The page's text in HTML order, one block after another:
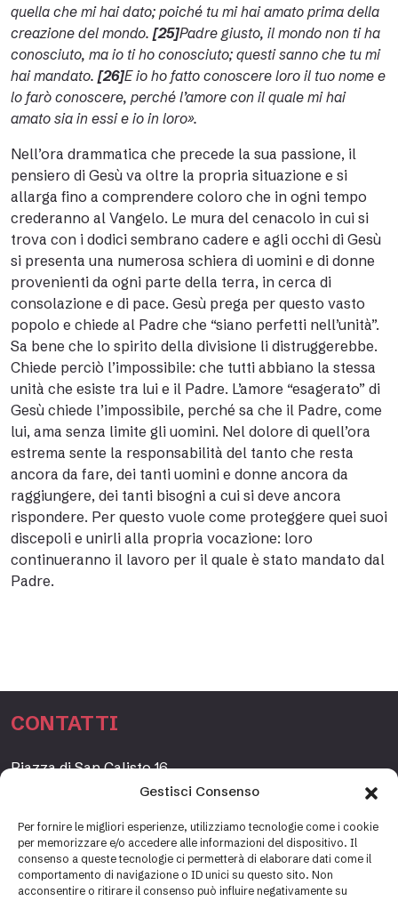
Gestisci Consenso
Per fornire le migliori esperienze, utilizziamo tecnologie come i cookie
per memorizzare e/o accedere alle informazioni del dispositivo. Il
consenso a queste tecnologie ci permetterà di elaborare dati come il
comportamento di navigazione o ID unici su questo sito. Non
acconsentire o ritirare il consenso può influire negativamente su
quella che mi hai dato; poiché tu mi hai amato prima della
creazione del mondo. [25]Padre giusto, il mondo non ti ha
conosciuto, ma io ti ho conosciuto; questi sanno che tu mi
hai mandato. [26]E io ho fatto conoscere loro il tuo nome e
lo farò conoscere, perché l’amore con il quale mi hai
amato sia in essi e io in loro».
Nell’ora drammatica che precede la sua passione, il
pensiero di Gesù va oltre la propria situazione e si
allarga fino a comprendere coloro che in ogni tempo
crederanno al Vangelo. Le mura del cenacolo in cui si
trova con i dodici sembrano cadere e agli occhi di Gesù
si presenta una numerosa schiera di uomini e di donne
provenienti da ogni parte della terra, in cerca di
consolazione e di pace. Gesù prega per questo vasto
popolo e chiede al Padre che “siano perfetti nell’unità”.
Sa bene che lo spirito della divisione li distruggerebbe.
Chiede perciò l’impossibile: che tutti abbiano la stessa
unità che esiste tra lui e il Padre. L’amore “esagerato” di
Gesù chiede l’impossibile, perché sa che il Padre, come
lui, ama senza limite gli uomini. Nel dolore di quell’ora
estrema sente la responsabilità del tanto che resta
ancora da fare, dei tanti uomini e donne ancora da
raggiungere, dei tanti bisogni a cui si deve ancora
rispondere. Per questo vuole come proteggere quei suoi
discepoli e unirli alla propria vocazione: loro
continueranno il lavoro per il quale è stato mandato dal
Padre.
CONTATTI
Piazza di San Calisto 16,
www.fondazioneetagrande.org
SEGRETERIA